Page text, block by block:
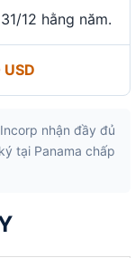
12 hằng năm.
nhận đầy đủ
tại Panama chấp